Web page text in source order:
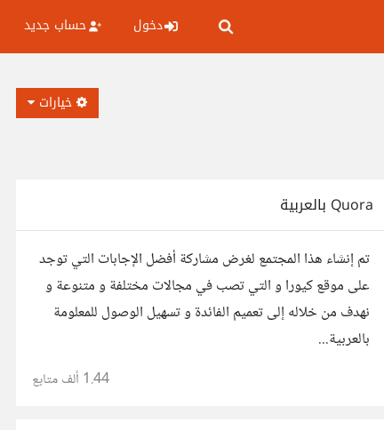
دخول حساب جديد
خيارات
Quora بالعربية
تم إنشاء هذا المجتمع لغرض مشاركة أفضل الإجابات التي توجد
على موقع كيورا و التي تصب في مجالات مختلفة و متنوعة و
نهدف من خلاله إلى تعميم الفائدة و تسهيل الوصول للمعلومة
بالعربية...
1.44 ألف متابع